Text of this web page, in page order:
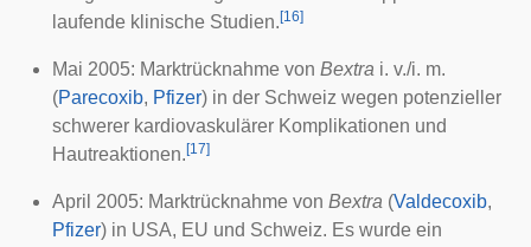
laufende klinische Studien. [16]
Mai 2005: Marktrücknahme von Bextra i. v./i. m.
(Parecoxib, Pfizer) in der Schweiz wegen potenzieller
schwerer kardiovaskulärer Komplikationen und
Hautreaktionen. [17]
April 2005: Marktrücknahme von Bextra (Valdecoxib,
Pfizer) in USA, EU und Schweiz. Es wurde ein